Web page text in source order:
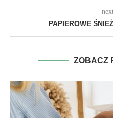
PAPIEROWE
ZOBACZ